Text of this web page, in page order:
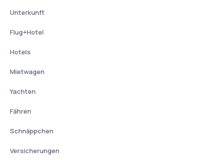
Unterkunft
Flug+Hotel
Hotels
Mietwagen
Yachten
Fähren
Schnäppchen
Versicherungen